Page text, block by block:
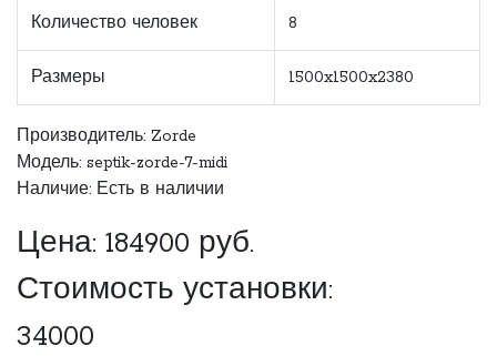
Количество человек 8
Размеры 1500x1500x2380
Производитель: Zorde
Модель: septik-zorde-7-midi
Наличие: Есть в наличии
Цена: 184900 руб.
Стоимость установки:
34000